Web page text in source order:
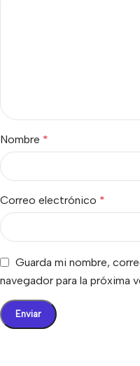
Nombre *
Correo electrónico *
Guarda mi nombre,
navegador para la próxima